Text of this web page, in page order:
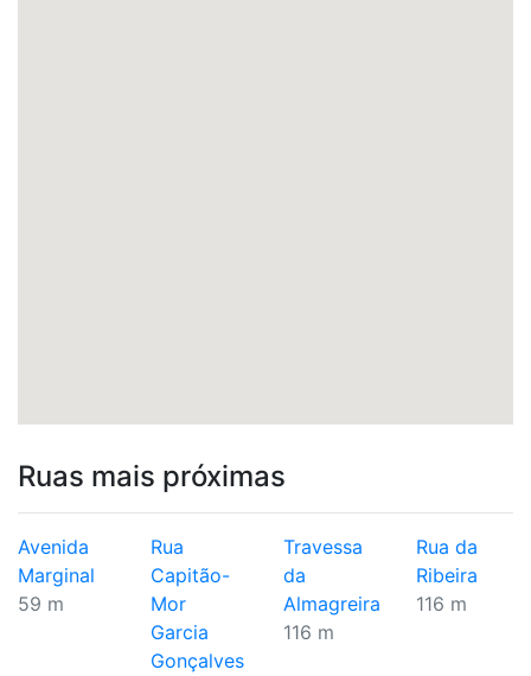
Ruas mais próximas
Avenida
Marginal
59 m
Rua
Capitão-
Mor
Garcia
Gonçalves
Travessa
da
Almagreira
116 m
Rua da
Ribeira
116 m